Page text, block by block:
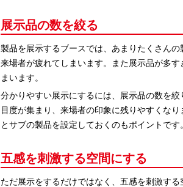
展示品の数を絞る
製品を展示するブースでは、あまりたくさん
来場者が疲れてしまいます。また展示品が多
まいます。
分かりやすい展示にするには、展示品の数を
目度が集まり、来場者の印象に残りやすくな
とサブの製品を設定しておくのもポイントです。
五感を刺激する空間にする
ただ展示をするだけではなく、五感を刺激す